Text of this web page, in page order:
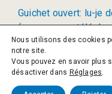
Guichet ouvert: lu-je
(permanence
17h00)
© 2026 La Région SA
Nous utilisons des cookies
notre site.
Vous pouvez en savoir plus
désactiver dans Réglages.